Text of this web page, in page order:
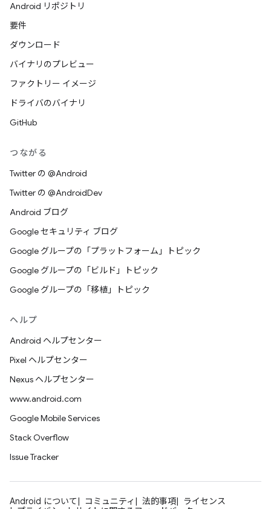
Android リポジトリ
要件
ダウンロード
バイナリのプレビュー
ファクトリー イメージ
ドライバのバイナリ
GitHub
つながる
Twitter の @Android
Twitter の @AndroidDev
Android ブログ
Google セキュリティ ブログ
Google グループの「プラットフォーム」トピック
Google グループの「ビルド」トピック
Google グループの「移植」トピック
ヘルプ
Android ヘルプセンター
Pixel ヘルプセンター
Nexus ヘルプセンター
www.android.com
Google Mobile Services
Stack Overflow
Issue Tracker
Android について コミュニティ 法的事項
ライセンス